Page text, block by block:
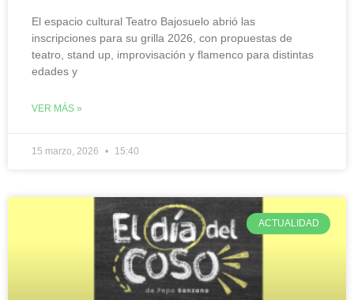
El espacio cultural Teatro Bajosuelo abrió las
inscripciones para su grilla 2026, con propuestas de
teatro, stand up, improvisación y flamenco para distintas
edades y
VER MÁS »
15 marzo, 2026 15:40
ACTUALIDAD